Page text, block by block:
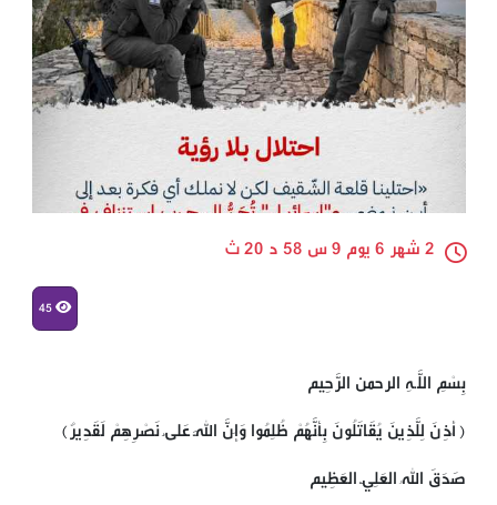
2 شهر 6 يوم 9 س 58 د 20 ث
45
بِسْمِ اللَّـهِ الرحمن الرَّحِيم
﴿أُذِنَ لِلَّذِينَ يُقَاتَلُونَ بِأَنَّهُمْ ظُلِمُوا وَإِنَّ اللَّهَ عَلَىٰ نَصْرِهِمْ لَقَدِيرٌ﴾
صَدَقَ اللهُ العَلِيّ العَظِيم